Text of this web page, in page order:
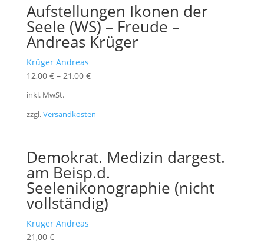
Aufstellungen Ikonen der
Seele (WS) – Freude –
Andreas Krüger
Krüger Andreas
12,00 €– 21,00 €
inkl. MwSt.
zzgl.Versandkosten
Demokrat. Medizin dargest.
am Beisp.d.
Seelenikonographie (nicht
vollständig)
Krüger Andreas
21,00 €